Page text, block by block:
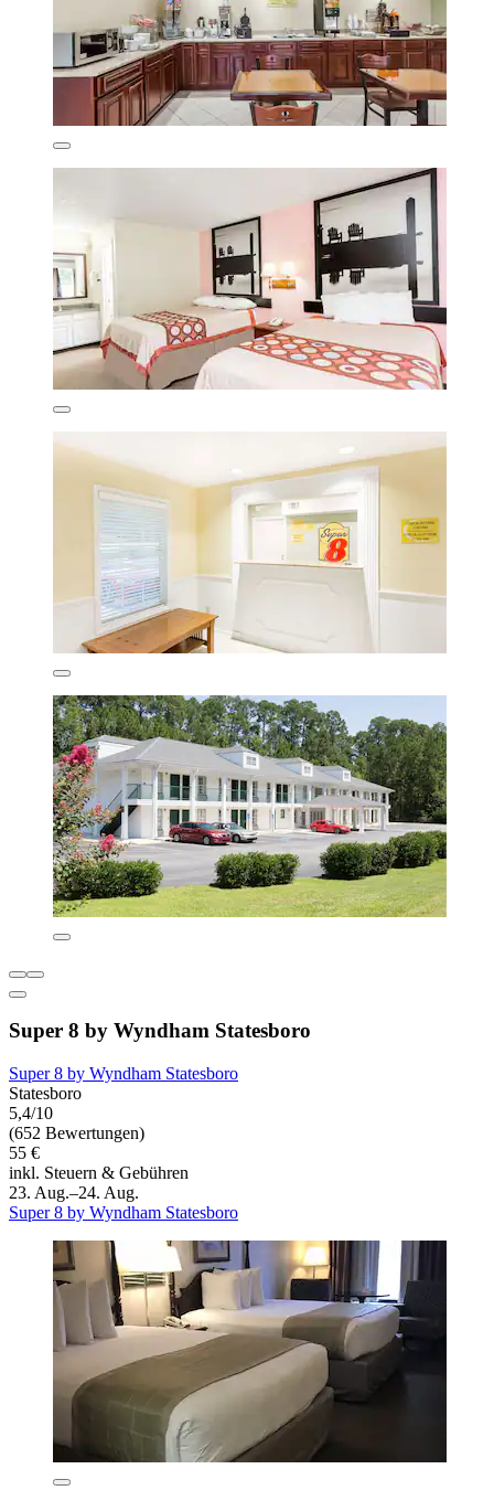
Super 8 by Wyndham Statesboro
Super 8 by Wyndham Statesboro
Statesboro
5,4/10
(652 Bewertungen)
55 €
inkl. Steuern & Gebühren
23. Aug.–24. Aug.
Super 8 by Wyndham Statesboro